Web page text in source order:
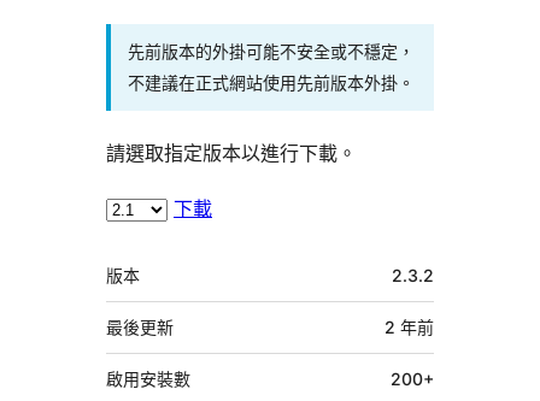
先前版本的外掛可能不安全或不穩定，
不建議在正式網站使用先前版本外掛。
請選取指定版本以進行下載。
下載
中
繼
資
料
版本 2.3.2
最後更新 2 年前
啟用安裝數 200+